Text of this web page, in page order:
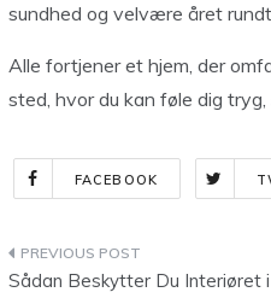
sundhed og velvære året
Alle fortjener et hjem, der
sted, hvor du kan føle dig
FACEBOOK
Indlægsnavigation
Sådan Beskytter Du Interiøret